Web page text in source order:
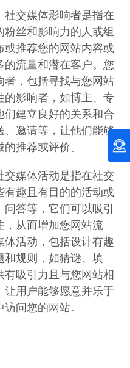
社交媒体影响者是指在
丝和影响力的人或组
或推荐您的网站内容或
的流量和潜在客户。您
者，包括寻找与您网站
的影响者，如博主、专
们建立良好的关系和合
、邀请等，让他们能够
推荐或评价。
交媒体活动是指在社交
有趣且有目的的活动或
答等，它们可以吸引
，从而增加您网站流
体活动，包括设计有趣
和规则，如猜谜、填
吸引力且与您网站相
让用户能够愿意并乐于
问您的网站。